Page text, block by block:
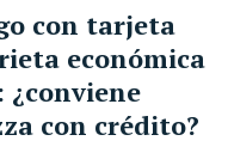
con tarjeta
económica
con crédito?